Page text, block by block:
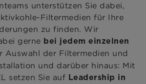
unterstützen Sie dabei,
Filtermedien für Ihre
zu finden. Wir
gerne bei jedem einzelnen
Auswahl der Filtermedien und
und darüber hinaus: Mit
setzen Sie auf Leadership in